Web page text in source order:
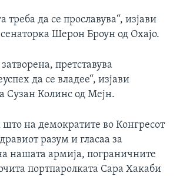
треба да се прославува“, изјави
Шерон Броун од Охајо.
претставува
да се владее“, изјави
Сузан Колинс од Мејн.
што на демократите во Конгресот
разум и гласаа за
нашата армија, пограничните
портпаролката Сара Хакаби